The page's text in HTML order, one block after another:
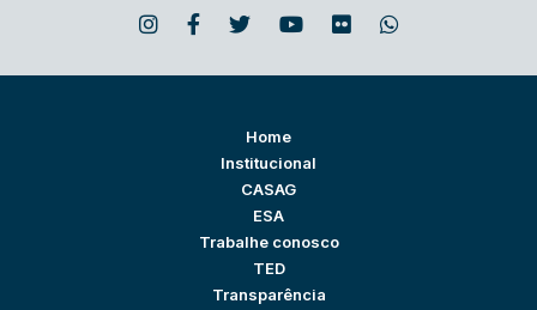
Home
Institucional
CASAG
ESA
Trabalhe conosco
TED
Transparência